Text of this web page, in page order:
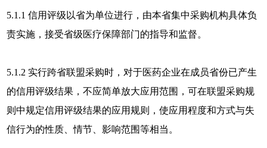
5.1.1 信用评级以省为单位进行，由本省集中采购机构具体负
责实施，接受省级医疗保障部门的指导和监督。
5.1.2 实行跨省联盟采购时，对于医药企业在成员省份已产生
的信用评级结果，不应简单放大应用范围，可在联盟采购规
则中规定信用评级结果的应用规则，使应用程度和方式与失
信行为的性质、情节、影响范围等相当。